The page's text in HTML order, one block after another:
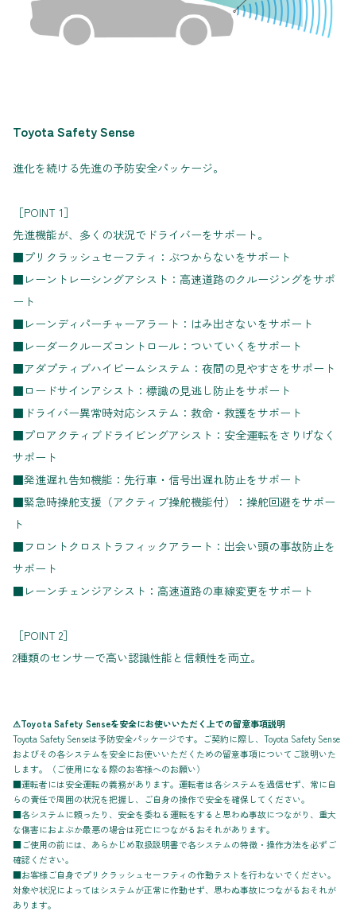
Toyota Safety Sense
進化を続ける先進の予防安全パッケージ。
［POINT 1］
先進機能が、多くの状況でドライバーをサポート。
■プリクラッシュセーフティ：ぶつからないをサポート
■レーントレーシングアシスト：高速道路のクルージングをサポ
ート
■レーンディパーチャーアラート：はみ出さないをサポート
■レーダークルーズコントロール：ついていくをサポート
■アダプティブハイビームシステム：夜間の見やすさをサポート
■ロードサインアシスト：標識の見逃し防止をサポート
■ドライバー異常時対応システム：救命・救護をサポート
■プロアクティブドライビングアシスト：安全運転をさりげなく
サポート
■発進遅れ告知機能：先行車・信号出遅れ防止をサポート
■緊急時操舵支援（アクティブ操舵機能付）：操舵回避をサポー
ト
■フロントクロストラフィックアラート：出会い頭の事故防止を
サポート
■レーンチェンジアシスト：高速道路の車線変更をサポート
［POINT 2］
2種類のセンサーで高い認識性能と信頼性を両立。
⚠Toyota Safety Senseを安全にお使いいただく上での留意事項説明
Toyota Safety Senseは予防安全パッケージです。ご契約に際し、Toyota Safety Sense
およびその各システムを安全にお使いいただくための留意事項についてご説明いた
します。（ご使用になる際のお客様へのお願い）
■運転者には安全運転の義務があります。運転者は各システムを過信せず、常に自
らの責任で周囲の状況を把握し、ご自身の操作で安全を確保してください。
■各システムに頼ったり、安全を委ねる運転をすると思わぬ事故につながり、重大
な傷害におよぶか最悪の場合は死亡につながるおそれがあります。
■ご使用の前には、あらかじめ取扱説明書で各システムの特徴・操作方法を必ずご
確認ください。
■お客様ご自身でプリクラッシュセーフティの作動テストを行わないでください。
対象や状況によってはシステムが正常に作動せず、思わぬ事故につながるおそれが
あります。